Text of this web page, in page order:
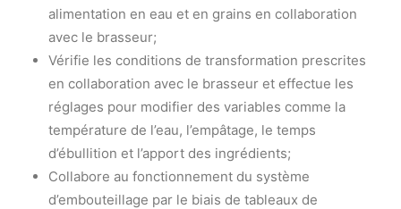
alimentation en eau et en grains en collaboration
avec le brasseur;
Vérifie les conditions de transformation prescrites
en collaboration avec le brasseur et effectue les
réglages pour modifier des variables comme la
température de l’eau, l’empâtage, le temps
d’ébullition et l’apport des ingrédients;
Collabore au fonctionnement du système
d’embouteillage par le biais de tableaux de